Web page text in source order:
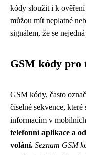
kódy sloužit i k
můžou mít neplatné
signálem, že se
GSM kódy pro
GSM kódy, často
číselné sekvence,
informacím v
telefonní aplikace a
volání. Seznam GSM